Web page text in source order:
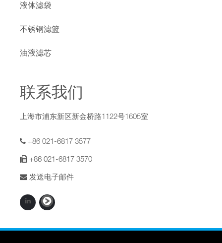
液体滤袋
不锈钢滤篮
油液滤芯
联系我们
上海市浦东新区新金桥路1122号1605室
+86 021-6817 3577
+86 021-6817 3570
发送电子邮件